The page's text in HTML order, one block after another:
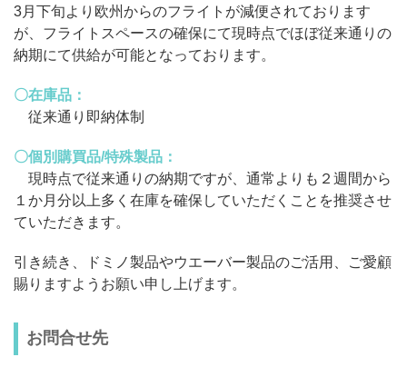
3月下旬より欧州からのフライトが減便されております
が、フライトスペースの確保にて現時点でほぼ従来通りの
納期にて供給が可能となっております。
〇在庫品：
従来通り即納体制
〇個別購買品/特殊製品：
現時点で従来通りの納期ですが、通常よりも２週間から
１か月分以上多く在庫を確保していただくことを推奨させ
ていただきます。
引き続き、ドミノ製品やウエーバー製品のご活用、ご愛顧
賜りますようお願い申し上げます。
お問合せ先